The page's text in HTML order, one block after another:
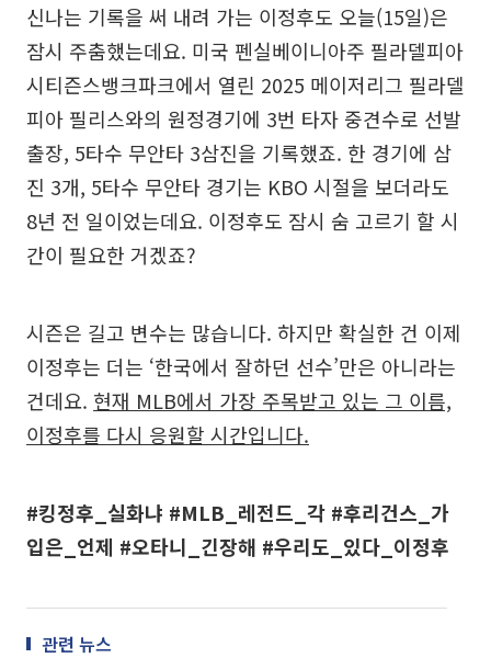
신나는 기록을 써 내려 가는 이정후도 오늘(15일)은
잠시 주춤했는데요. 미국 펜실베이니아주 필라델피아
시티즌스뱅크파크에서 열린 2025 메이저리그 필라델
피아 필리스와의 원정경기에 3번 타자 중견수로 선발
출장, 5타수 무안타 3삼진을 기록했죠. 한 경기에 삼
진 3개, 5타수 무안타 경기는 KBO 시절을 보더라도
8년 전 일이었는데요. 이정후도 잠시 숨 고르기 할 시
간이 필요한 거겠죠?
시즌은 길고 변수는 많습니다. 하지만 확실한 건 이제
이정후는 더는 ‘한국에서 잘하던 선수’만은 아니라는
건데요. 현재 MLB에서 가장 주목받고 있는 그 이름,
이정후를 다시 응원할 시간입니다.
#킹정후_실화냐 #MLB_레전드_각 #후리건스_가
입은_언제 #오타니_긴장해 #우리도_있다_이정후
관련 뉴스